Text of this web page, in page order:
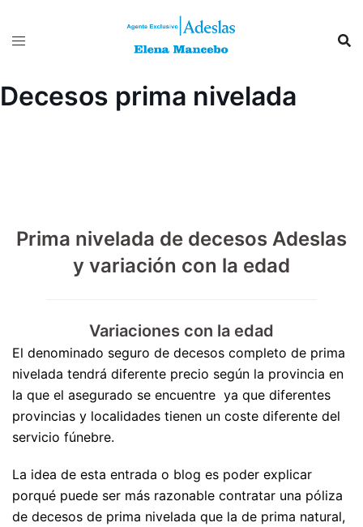
Decesos prima nivelada
Prima nivelada de decesos Adeslas
y variación con la edad
Variaciones con la edad
El denominado seguro de decesos completo de prima
nivelada tendrá diferente precio según la provincia en
la que el asegurado se encuentre ya que diferentes
provincias y localidades tienen un coste diferente del
servicio fúnebre.
La idea de esta entrada o blog es poder explicar
porqué puede ser más razonable contratar una póliza
de decesos de prima nivelada que la de prima natural,